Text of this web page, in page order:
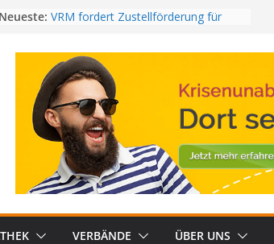
VRM fordert Zustellförderung für
PwC-Studie: Psychische Belastung
im Job steigt
Radiotest 2026_2: RMS TOP Kombi
baut Führung aus
RTL+ erzielt neuen Streaming-
Bestwert in Österreich
VERBÄNDE ÜBER UNS